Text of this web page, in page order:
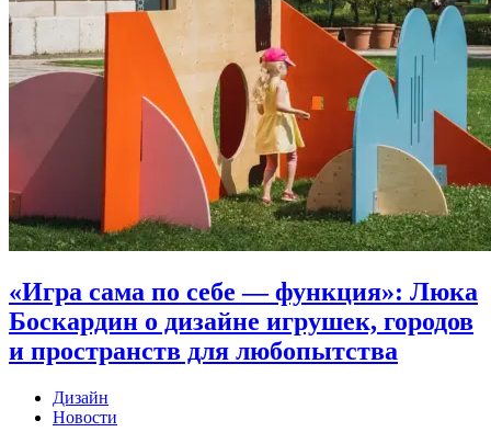
«Игра сама по себе — функция»: Люка
Боскардин о дизайне игрушек, городов
и пространств для любопытства
Дизайн
Новости